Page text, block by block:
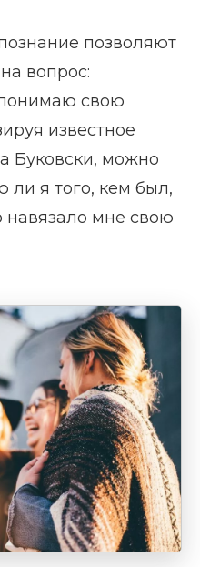
позволяют
вопрос:
свою
известное
Буковски, можно
ли я того, кем был,
мне свою